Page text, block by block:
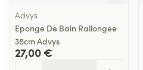
Advys
Eponge De Bain Rallongee
38cm Advys
27,00 €